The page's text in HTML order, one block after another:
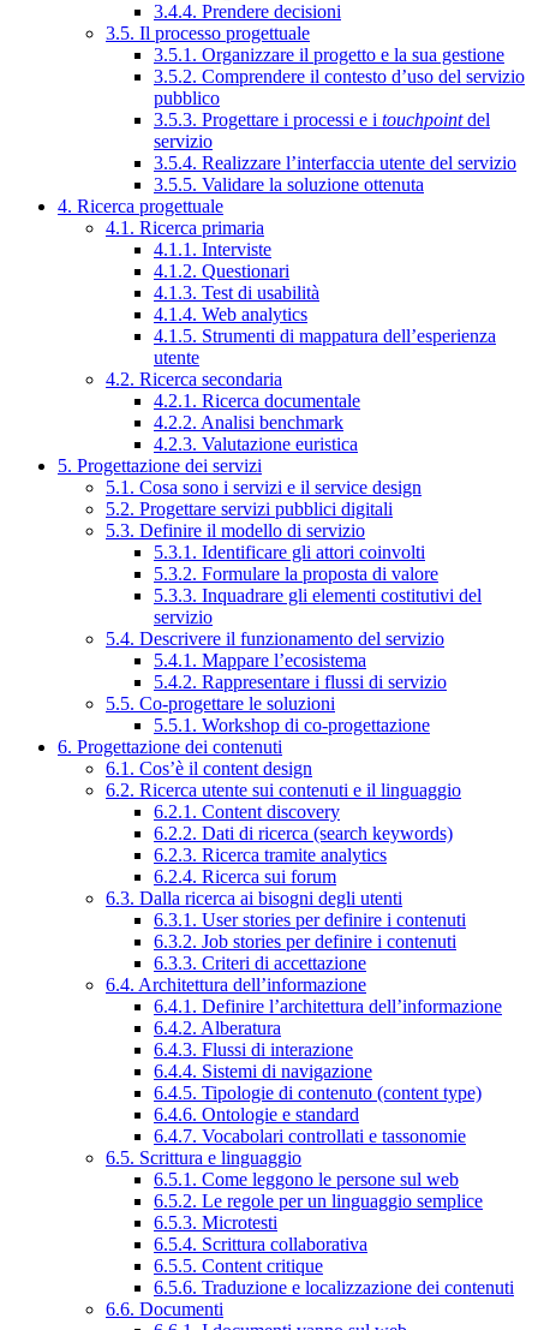
3.4.4. Prendere decisioni
3.5. Il processo progettuale
3.5.1. Organizzare il progetto e la sua gestione
3.5.2. Comprendere il contesto d’uso del servizio
pubblico
3.5.3. Progettare i processi e i touchpointdel
servizio
3.5.4. Realizzare l’interfaccia utente del servizio
3.5.5. Validare la soluzione ottenuta
4. Ricerca progettuale
4.1. Ricerca primaria
4.1.1. Interviste
4.1.2. Questionari
4.1.3. Test di usabilità
4.1.4. Web analytics
4.1.5. Strumenti di mappatura dell’esperienza
utente
4.2. Ricerca secondaria
4.2.1. Ricerca documentale
4.2.2. Analisi benchmark
4.2.3. Valutazione euristica
5. Progettazione dei servizi
5.1. Cosa sono i servizi e il service design
5.2. Progettare servizi pubblici digitali
5.3. Definire il modello di servizio
5.3.1. Identificare gli attori coinvolti
5.3.2. Formulare la proposta di valore
5.3.3. Inquadrare gli elementi costitutivi del
servizio
5.4. Descrivere il funzionamento del servizio
5.4.1. Mappare l’ecosistema
5.4.2. Rappresentare i flussi di servizio
5.5. Co-progettare le soluzioni
5.5.1. Workshop di co-progettazione
6. Progettazione dei contenuti
6.1. Cos’è il content design
6.2. Ricerca utente sui contenuti e il linguaggio
6.2.1. Content discovery
6.2.2. Dati di ricerca (search keywords)
6.2.3. Ricerca tramite analytics
6.2.4. Ricerca sui forum
6.3. Dalla ricerca ai bisogni degli utenti
6.3.1. User stories per definire i contenuti
6.3.2. Job stories per definire i contenuti
6.3.3. Criteri di accettazione
6.4. Architettura dell’informazione
6.4.1. Definire l’architettura dell’informazione
6.4.2. Alberatura
6.4.3. Flussi di interazione
6.4.4. Sistemi di navigazione
6.4.5. Tipologie di contenuto (content type)
6.4.6. Ontologie e standard
6.4.7. Vocabolari controllati e tassonomie
6.5. Scrittura e linguaggio
6.5.1. Come leggono le persone sul web
6.5.2. Le regole per un linguaggio semplice
6.5.3. Microtesti
6.5.4. Scrittura collaborativa
6.5.5. Content critique
6.5.6. Traduzione e localizzazione dei contenuti
6.6. Documenti